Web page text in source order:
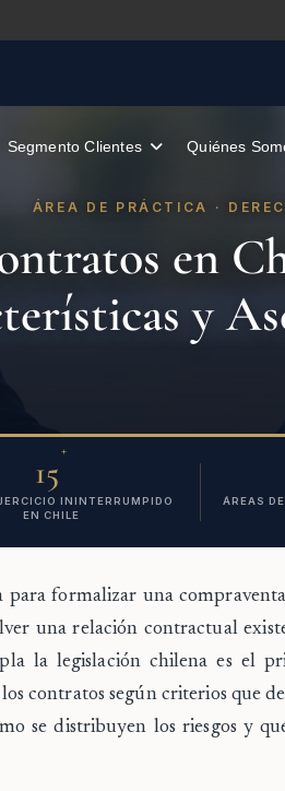
Segmento Clientes Quiénes
ÁREA DE PRÁCTICA ·
en
y
15
+
ININTERRUMPIDO
EN CHILE
ÁREAS
para formalizar una
una relación contractual
la legislación chilena es el
contratos según criterios que
se distribuyen los riesgos y